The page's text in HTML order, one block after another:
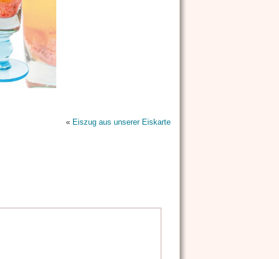
« Eiszug aus unserer Eiskarte